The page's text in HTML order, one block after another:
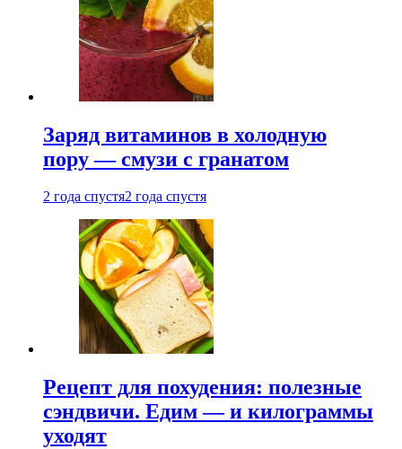
Заряд витаминов в холодную
пору — смузи с гранатом
2 года спустя2 года спустя
Рецепт для похудения: полезные
сэндвичи. Едим — и килограммы
уходят